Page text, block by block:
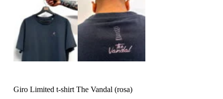
Giro Limited t-shirt The Vandal (rosa)